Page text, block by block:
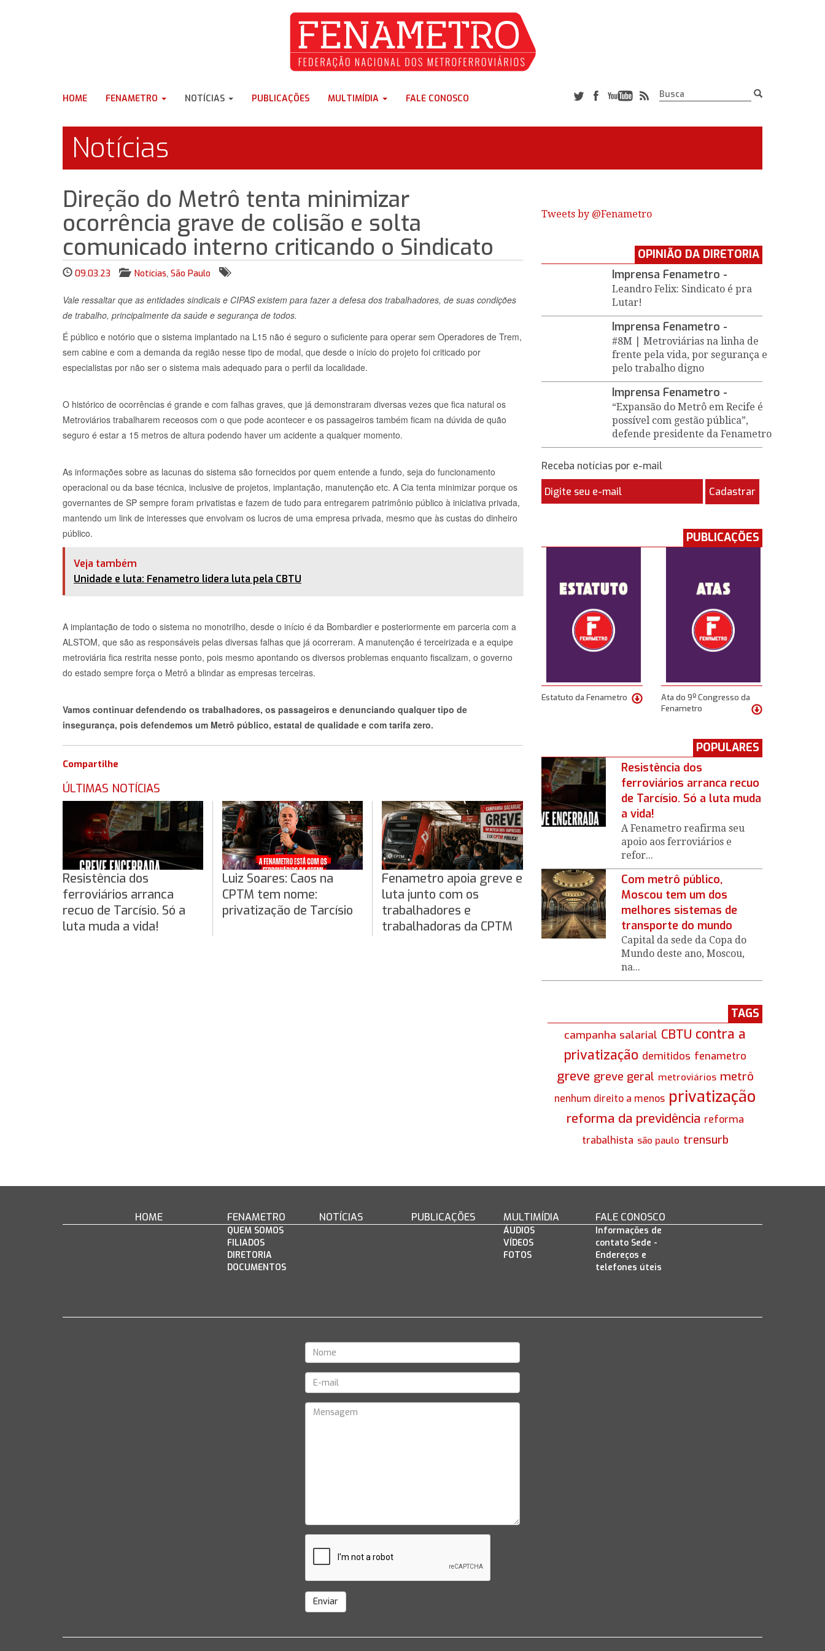
HOME FENAMETRO NOTÍCIAS PUBLICAÇÕES MULTIMÍDIA FALE CONOSCO
Notícias
​Direção do Metrô tenta minimizar
ocorrência grave de colisão e solta
comunicado interno criticando o Sindicato
09.03.23 Notícias, São Paulo
Vale ressaltar que as entidades sindicais e CIPAS existem para fazer a defesa dos trabalhadores, de suas condições
de trabalho, principalmente da saúde e segurança de todos.
É público e notório que o sistema implantado na L15 não é seguro o suficiente para operar sem Operadores de Trem,
sem cabine e com a demanda da região nesse tipo de modal, que desde o início do projeto foi criticado por
especialistas por não ser o sistema mais adequado para o perfil da localidade.
O histórico de ocorrências é grande e com falhas graves, que já demonstraram diversas vezes que fica natural os
Metroviários trabalharem receosos com o que pode acontecer e os passageiros também ficam na dúvida de quão
seguro é estar a 15 metros de altura podendo haver um acidente a qualquer momento.
As informações sobre as lacunas do sistema são fornecidos por quem entende a fundo, seja do funcionamento
operacional ou da base técnica, inclusive de projetos, implantação, manutenção etc. A Cia tenta minimizar porque os
governantes de SP sempre foram privatistas e fazem de tudo para entregarem patrimônio público à iniciativa privada,
mantendo um link de interesses que envolvam os lucros de uma empresa​​ privada, mesmo que às custas do dinheiro
público.
Veja também
Unidade e luta: Fenametro lidera luta pela CBTU
A implantação de todo o sistema no monotrilho, desde o início é da Bombardier e posteriormente em parceria com a
ALSTOM, que são as responsáveis pelas diversas falhas que já ocorreram. A manutenção é terceirizada e a equipe
metroviária fica restrita nesse ponto, pois mesmo apontando os diversos problemas enquanto fiscalizam, o governo
do estado sempre força o Metrô a blindar as empresas terceiras.
Vamos continuar defendendo os trabalhadores, os passageiros e denunciando qualquer tipo de
insegurança, pois defendemos um Metrô público, estatal de qualidade e com tarifa zero.
Compartilhe
ÚLTIMAS NOTÍCIAS
Resistência dos
ferroviários arranca
recuo de Tarcísio. Só a
luta muda a vida!
Luiz Soares: Caos na
CPTM tem nome:
privatização de Tarcísio
Fenametro apoia greve e
luta junto com os
trabalhadores e
trabalhadoras da CPTM
Tweets by @Fenametro
OPINIÃO DA DIRETORIA
Imprensa Fenametro -
Leandro Felix: Sindicato é pra
Lutar!
Imprensa Fenametro -
#8M | Metroviárias na linha de
frente pela vida, por segurança e
pelo trabalho digno
Imprensa Fenametro -
“Expansão do Metrô em Recife é
possível com gestão pública”,
defende presidente da Fenametro
Receba notícias por e-mail
Cadastrar
PUBLICAÇÕES
Estatuto da Fenametro
Ata do 9º Congresso da
Fenametro
POPULARES
Resistência dos
ferroviários arranca recuo
de Tarcísio. Só a luta muda
a vida!
A Fenametro reafirma seu
apoio aos ferroviários e
refor...
Com metrô público,
Moscou tem um dos
melhores sistemas de
transporte do mundo
Capital da sede da Copa do
Mundo deste ano, Moscou,
na...
TAGS
campanha salarial CBTU contra a
privatização demitidos fenametro
greve greve geral metroviários metrô
nenhum direito a menos privatização
reforma da previdência reforma
trabalhista são paulo trensurb
HOME FENAMETRO NOTÍCIAS PUBLICAÇÕES MULTIMÍDIA FALE CONOSCO
QUEM SOMOS
FILIADOS
DIRETORIA
DOCUMENTOS
ÁUDIOS
VÍDEOS
FOTOS
Informações de
contato Sede -
Endereços e
telefones úteis
Enviar